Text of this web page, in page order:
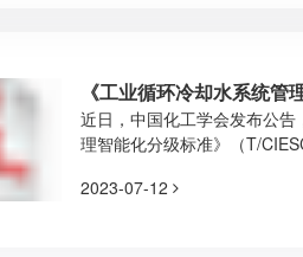
《工业循环冷却水系统管
-水云踪参与制定
近日，中国化工学会发布公
理智能化分级标准》（T/
2023-07-12